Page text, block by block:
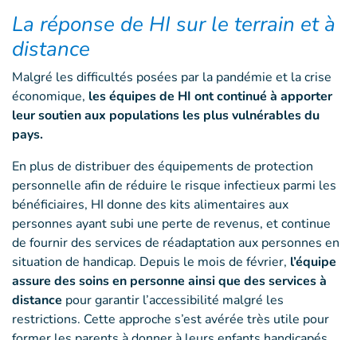
La réponse de HI sur le terrain et à
distance
Malgré les difficultés posées par la pandémie et la crise
économique, les équipes de HI ont continué à apporter
leur soutien aux populations les plus vulnérables du
pays.
En plus de distribuer des équipements de protection
personnelle afin de réduire le risque infectieux parmi les
bénéficiaires, HI donne des kits alimentaires aux
personnes ayant subi une perte de revenus, et continue
de fournir des services de réadaptation aux personnes en
situation de handicap. Depuis le mois de février, l’équipe
assure des soins en personne ainsi que des services à
distance pour garantir l’accessibilité malgré les
restrictions. Cette approche s’est avérée très utile pour